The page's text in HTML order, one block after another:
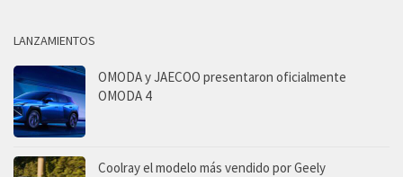
LANZAMIENTOS
OMODA y JAECOO presentaron oficialmente
OMODA 4
Coolray el modelo más vendido por Geely